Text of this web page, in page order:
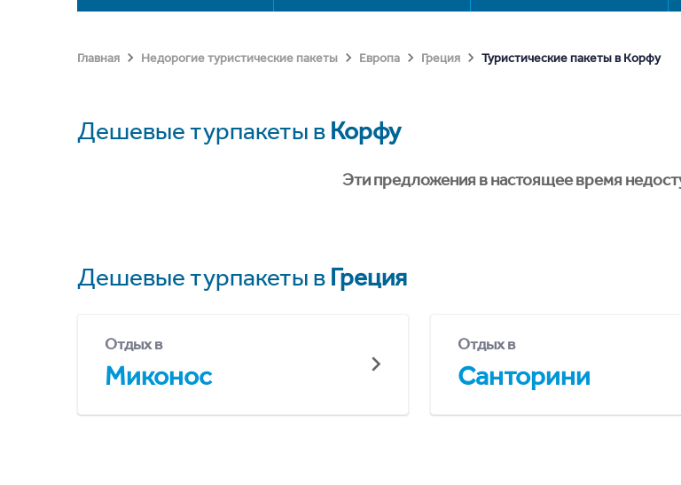
Главная Недорогие туристические пакеты Европа Греция Туристические пакеты в Корфу
Дешевые турпакеты в Корфу
Эти предложения в настоящее время
Дешевые турпакеты в Греция
Отдых в
Миконос
Отдых в
Санторини